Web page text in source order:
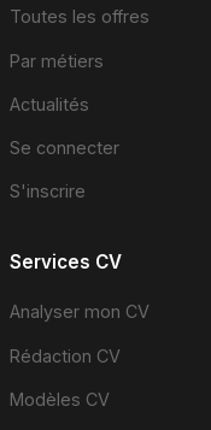
Toutes les offres
Par métiers
Actualités
Se connecter
S'inscrire
Services CV
Analyser mon CV
Rédaction CV
Modèles CV